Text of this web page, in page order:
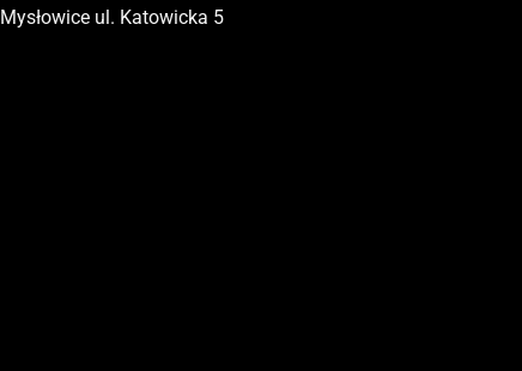
Mysłowice ul. Katowicka 5